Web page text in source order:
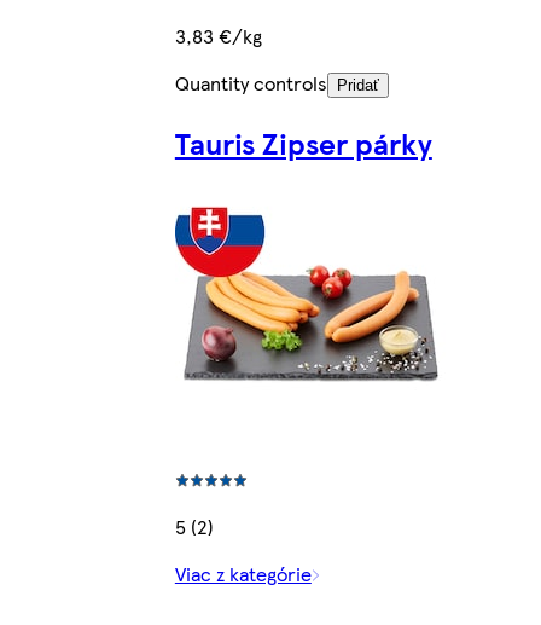
3,83 €/kg
Quantity controls
Pridať
Tauris Zipser párky
5 (2)
Viac z kategórie